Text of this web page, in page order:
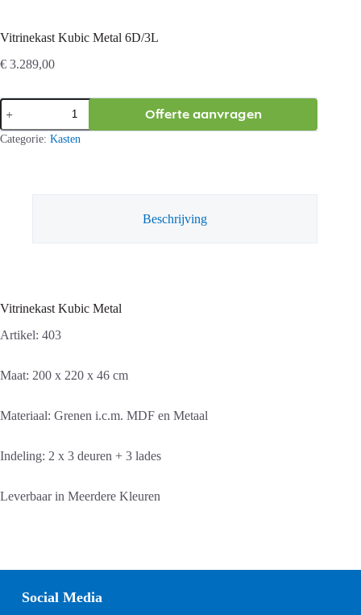
Vitrinekast Kubic Metal 6D/3L
€ 3.289,00
Vitrinekast
Kubic
Metal
6D/3L
Offerte aanvragen
Categorie: Kasten
Beschrijving
Vitrinekast Kubic Metal
Artikel: 403
Maat: 200 x 220 x 46 cm
Materiaal: Grenen i.c.m. MDF en Metaal
Indeling: 2 x 3 deuren + 3 lades
Leverbaar in Meerdere Kleuren
Social Media